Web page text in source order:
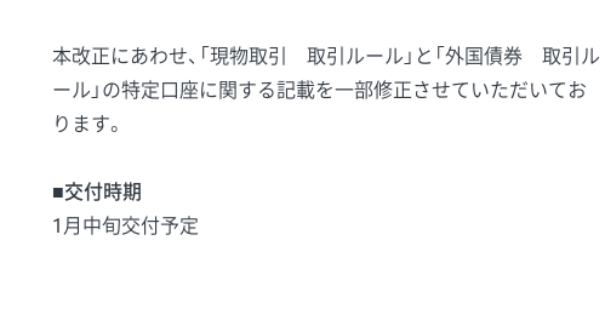
本改正にあわせ、「現物取引 取引ルール」と「外国債券 取引ル
ール」の特定口座に関する記載を一部修正させていただいてお
ります。
■交付時期
1月中旬交付予定